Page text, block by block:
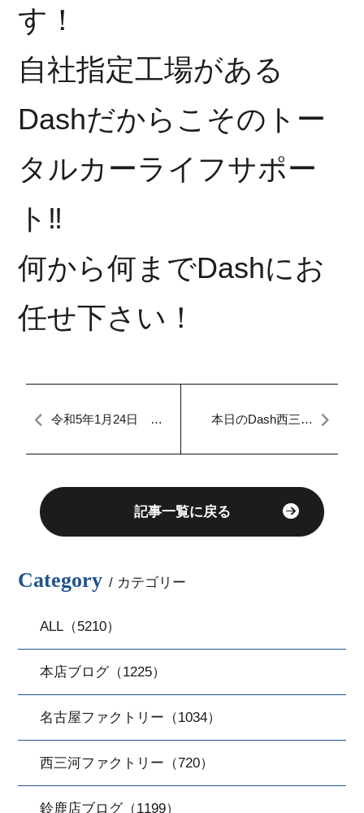
す！
自社指定工場がある
Dashだからこそのトー
タルカーライフサポー
ト‼︎
何から何までDashにお
任せ下さい！
令和5年1月24日
本日のDash西三河
記事一覧に戻る
Category / カテゴリー
ALL（5210）
本店ブログ（1225）
名古屋ファクトリー（1034）
西三河ファクトリー（720）
鈴鹿店ブログ（1199）